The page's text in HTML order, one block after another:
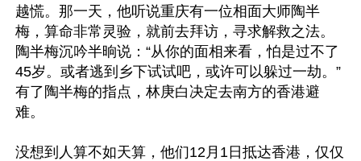
越慌。那一天，他听说重庆有一位相面大师陶半
梅，算命非常灵验，就前去拜访，寻求解救之法。
陶半梅沉吟半晌说：“从你的面相来看，怕是过不了
45岁。或者逃到乡下试试吧，或许可以躲过一劫。”
有了陶半梅的指点，林庚白决定去南方的香港避
难。
没想到人算不如天算，他们12月1日抵达香港，仅仅